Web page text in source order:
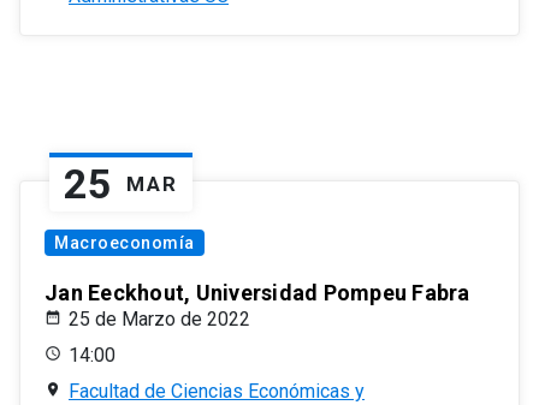
25 MAR
Macroeconomía
Jan Eeckhout, Universidad Pompeu Fabra
25 de Marzo de 2022
14:00
Facultad de Ciencias Económicas y